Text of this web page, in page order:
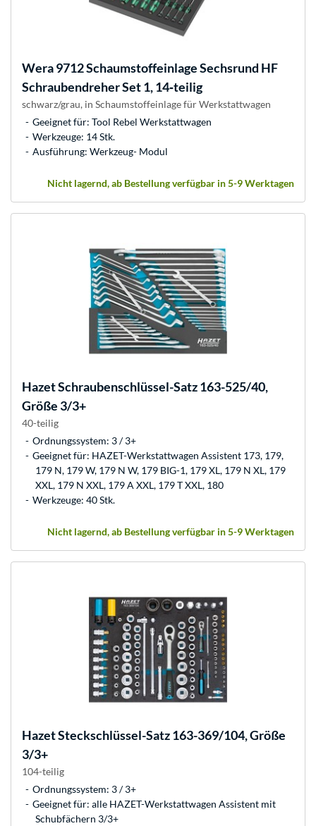
Wera9712 Schaumstoffeinlage Sechsrund HF
Schraubendreher Set 1, 14‑teilig
schwarz/grau, in Schaumstoffeinlage für Werkstattwagen
Geeignet für: Tool Rebel Werkstattwagen
Werkzeuge: 14 Stk.
Ausführung: Werkzeug- Modul
Nicht lagernd, ab Bestellung verfügbar in 5-9 Werktagen
HazetSchraubenschlüssel-Satz 163-525/40,
Größe 3/3+
40-teilig
Ordnungssystem: 3 / 3+
Geeignet für: HAZET-Werkstattwagen Assistent 173, 179,
179 N, 179 W, 179 N W, 179 BIG-1, 179 XL, 179 N XL, 179
XXL, 179 N XXL, 179 A XXL, 179 T XXL, 180
Werkzeuge: 40 Stk.
Nicht lagernd, ab Bestellung verfügbar in 5-9 Werktagen
HazetSteckschlüssel-Satz 163-369/104, Größe
3/3+
104-teilig
Ordnungssystem: 3 / 3+
Geeignet für: alle HAZET-Werkstattwagen Assistent mit
Schubfächern 3/3+